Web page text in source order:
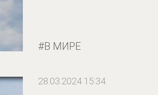
В МИРЕ
28.03.2024 15:34